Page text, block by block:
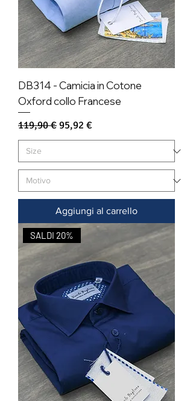
DB314 - Camicia in Cotone
Oxford collo Francese
Prezzo regolare
119,90 €Prezzo scontato
95,92 €
Aggiungi al carrello
SALDI 20%